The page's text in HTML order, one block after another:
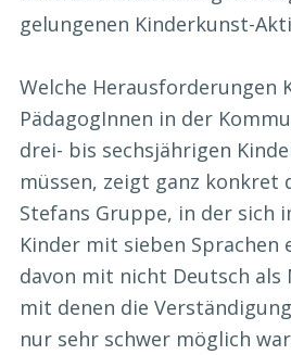
gelungenen Kinderkunst-
Welche Herausforderungen
PädagogInnen in der
drei- bis sechsjährigen
müssen, zeigt ganz konkret
Stefans Gruppe, in der sich
Kinder mit sieben Sprachen
davon mit nicht Deutsch als
mit denen die
nur sehr schwer möglich